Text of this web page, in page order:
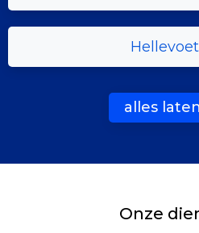
alles
Onze